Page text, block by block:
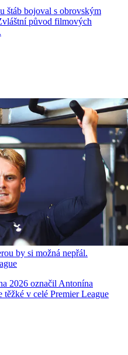
štáb bojoval s obrovským
původ filmových
by si možná nepřál.
2026 označil Antonína
v celé Premier League